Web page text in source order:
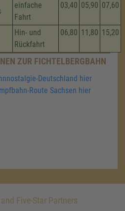
einfache
Fahrt
03,40 05,90 07,60
Hin- und
Rückfahrt
06,80 11,80 15,20
ZUR FICHTELBERGBAHN
Deutschland hier
Route Sachsen hier
Five-Star Partners